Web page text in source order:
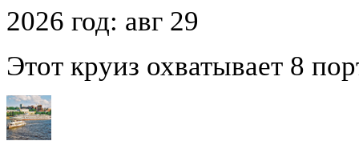
2026 год: авг 29
Этот круиз охватывает 8